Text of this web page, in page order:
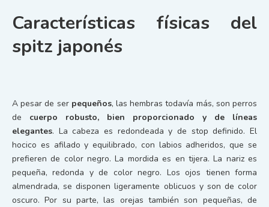
Características físicas del
spitz japonés
A pesar de ser pequeños, las hembras todavía más, son perros
de cuerpo robusto, bien proporcionado y de líneas
elegantes. La cabeza es redondeada y de stop definido. El
hocico es afilado y equilibrado, con labios adheridos, que se
prefieren de color negro. La mordida es en tijera. La nariz es
pequeña, redonda y de color negro. Los ojos tienen forma
almendrada, se disponen ligeramente oblicuos y son de color
oscuro. Por su parte, las orejas también son pequeñas, de